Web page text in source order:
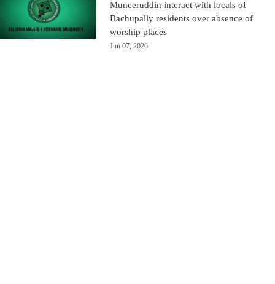
Muneeruddin interact with locals of
Bachupally residents over absence of
worship places
Jun 07, 2026